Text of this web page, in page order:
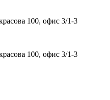
100, офис 3/1-3
100, офис 3/1-3